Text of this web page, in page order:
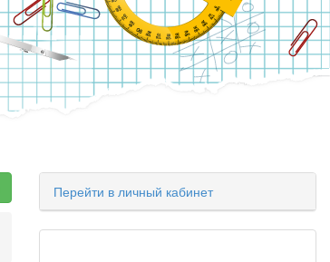
Перейти в личный кабинет